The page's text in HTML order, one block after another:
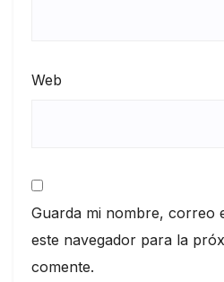
Web
Guarda mi nombre, correo
este navegador para la
comente.